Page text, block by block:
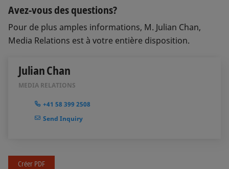
Avez-vous des questions?
Pour de plus amples informations, M. Julian Chan,
Media Relations est à votre entière disposition.
Julian Chan
MEDIA RELATIONS
+41 58 399 2508
Send Inquiry
Créer PDF